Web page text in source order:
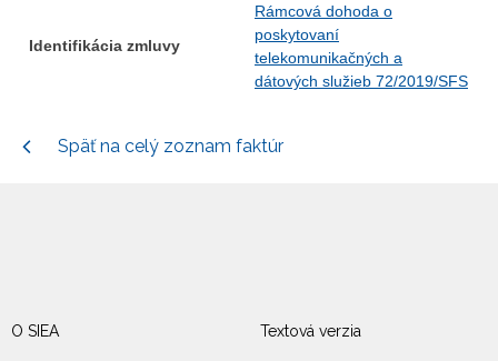
Identifikácia zmluvy
Rámcová dohoda o
poskytovaní
telekomunikačných a
dátových služieb 72/2019/SFS
Späť na celý zoznam faktúr
O SIEA Textová verzia